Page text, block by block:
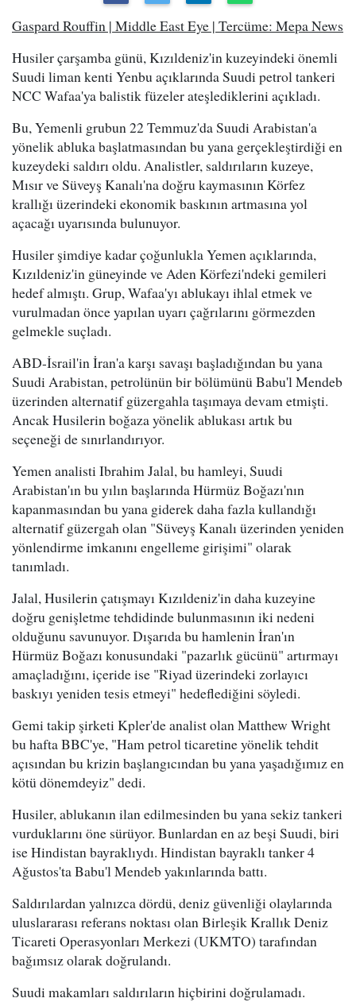
Gaspard Rouffin | Middle East Eye | Tercüme: Mepa News
Husiler çarşamba günü, Kızıldeniz'in kuzeyindeki önemli
Suudi liman kenti Yenbu açıklarında Suudi petrol tankeri
NCC Wafaa'ya balistik füzeler ateşlediklerini açıkladı.
Bu, Yemenli grubun 22 Temmuz'da Suudi Arabistan'a
yönelik abluka başlatmasından bu yana gerçekleştirdiği en
kuzeydeki saldırı oldu. Analistler, saldırıların kuzeye,
Mısır ve Süveyş Kanalı'na doğru kaymasının Körfez
krallığı üzerindeki ekonomik baskının artmasına yol
açacağı uyarısında bulunuyor.
Husiler şimdiye kadar çoğunlukla Yemen açıklarında,
Kızıldeniz'in güneyinde ve Aden Körfezi'ndeki gemileri
hedef almıştı. Grup, Wafaa'yı ablukayı ihlal etmek ve
vurulmadan önce yapılan uyarı çağrılarını görmezden
gelmekle suçladı.
ABD-İsrail'in İran'a karşı savaşı başladığından bu yana
Suudi Arabistan, petrolünün bir bölümünü Babu'l Mendeb
üzerinden alternatif güzergahla taşımaya devam etmişti.
Ancak Husilerin boğaza yönelik ablukası artık bu
seçeneği de sınırlandırıyor.
Yemen analisti Ibrahim Jalal, bu hamleyi, Suudi
Arabistan'ın bu yılın başlarında Hürmüz Boğazı'nın
kapanmasından bu yana giderek daha fazla kullandığı
alternatif güzergah olan "Süveyş Kanalı üzerinden yeniden
yönlendirme imkanını engelleme girişimi" olarak
tanımladı.
Jalal, Husilerin çatışmayı Kızıldeniz'in daha kuzeyine
doğru genişletme tehdidinde bulunmasının iki nedeni
olduğunu savunuyor. Dışarıda bu hamlenin İran'ın
Hürmüz Boğazı konusundaki "pazarlık gücünü" artırmayı
amaçladığını, içeride ise "Riyad üzerindeki zorlayıcı
baskıyı yeniden tesis etmeyi" hedeflediğini söyledi.
Gemi takip şirketi Kpler'de analist olan Matthew Wright
bu hafta BBC'ye, "Ham petrol ticaretine yönelik tehdit
açısından bu krizin başlangıcından bu yana yaşadığımız en
kötü dönemdeyiz" dedi.
Husiler, ablukanın ilan edilmesinden bu yana sekiz tankeri
vurduklarını öne sürüyor. Bunlardan en az beşi Suudi, biri
ise Hindistan bayraklıydı. Hindistan bayraklı tanker 4
Ağustos'ta Babu'l Mendeb yakınlarında battı.
Saldırılardan yalnızca dördü, deniz güvenliği olaylarında
uluslararası referans noktası olan Birleşik Krallık Deniz
Ticareti Operasyonları Merkezi (UKMTO) tarafından
bağımsız olarak doğrulandı.
Suudi makamları saldırıların hiçbirini doğrulamadı.